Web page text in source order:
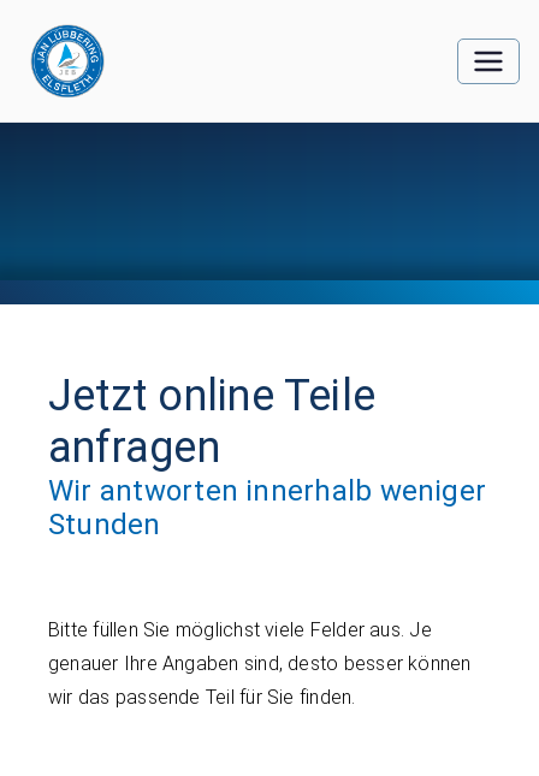
Jetzt online Teile
anfragen
Wir antworten innerhalb weniger
Stunden
Bitte füllen Sie möglichst viele Felder aus. Je
genauer Ihre Angaben sind, desto besser können
wir das passende Teil für Sie finden.